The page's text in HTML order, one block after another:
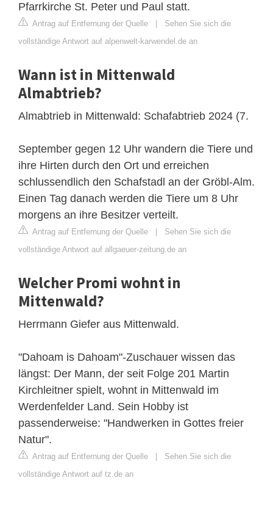
Pfarrkirche St. Peter und Paul statt.
Antrag auf Entfernung der Quelle | Sehen Sie sich die
vollständige Antwort auf alpenwelt-karwendel.de an
Wann ist in Mittenwald
Almabtrieb?
Almabtrieb in Mittenwald: Schafabtrieb 2024 (7.
September gegen 12 Uhr wandern die Tiere und
ihre Hirten durch den Ort und erreichen
schlussendlich den Schafstadl an der Gröbl-Alm.
Einen Tag danach werden die Tiere um 8 Uhr
morgens an ihre Besitzer verteilt.
Antrag auf Entfernung der Quelle | Sehen Sie sich die
vollständige Antwort auf allgaeuer-zeitung.de an
Welcher Promi wohnt in
Mittenwald?
Herrmann Giefer aus Mittenwald.
"Dahoam is Dahoam"-Zuschauer wissen das
längst: Der Mann, der seit Folge 201 Martin
Kirchleitner spielt, wohnt in Mittenwald im
Werdenfelder Land. Sein Hobby ist
passenderweise: "Handwerken in Gottes freier
Natur".
Antrag auf Entfernung der Quelle | Sehen Sie sich die
vollständige Antwort auf tz.de an